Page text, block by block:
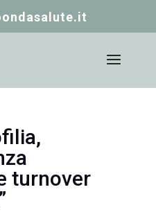
turnover